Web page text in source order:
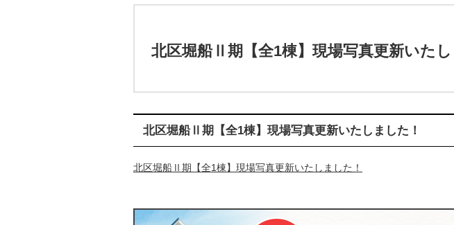
北区堀船Ⅱ期【全1棟】現場写真更新いたし
北区堀船Ⅱ期【全1棟】現場写真更新いたしました！
北区堀船Ⅱ期【全1棟】現場写真更新いたしました！